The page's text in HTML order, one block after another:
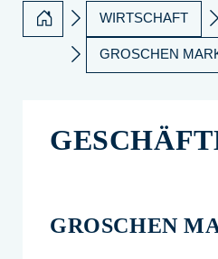
WIRTSCHAFT
GROSCHEN
GROSCHEN